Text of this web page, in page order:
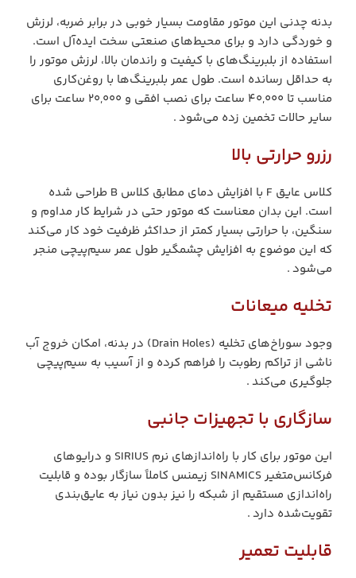
بدنه چدنی این موتور مقاومت بسیار خوبی در برابر ضربه، لرزش
و خوردگی دارد و برای محیط‌های صنعتی سخت ایده‌آل است.
استفاده از بلبرینگ‌های با کیفیت و راندمان بالا، لرزش موتور را
به حداقل رسانده است. طول عمر بلبرینگ‌ها با روغن‌کاری
مناسب تا ۴۰,۰۰۰ ساعت برای نصب افقی و ۲۰,۰۰۰ ساعت برای
سایر حالات تخمین زده می‌شود .
رزرو حرارتی بالا
کلاس عایق F با افزایش دمای مطابق کلاس B طراحی شده
است. این بدان معناست که موتور حتی در شرایط کار مداوم و
سنگین، با حرارتی بسیار کمتر از حداکثر ظرفیت خود کار می‌کند
که این موضوع به افزایش چشمگیر طول عمر سیم‌پیچی منجر
می‌شود .
تخلیه میعانات
وجود سوراخ‌های تخلیه (Drain Holes) در بدنه، امکان خروج آب
ناشی از تراکم رطوبت را فراهم کرده و از آسیب به سیم‌پیچی
جلوگیری می‌کند .
سازگاری با تجهیزات جانبی
این موتور برای کار با راه‌اندازهای نرم SIRIUS و درایوهای
فرکانس‌متغیر SINAMICS زیمنس کاملاً سازگار بوده و قابلیت
راه‌اندازی مستقیم از شبکه را نیز بدون نیاز به عایق‌بندی
تقویت‌شده دارد .
قابلیت تعمیر